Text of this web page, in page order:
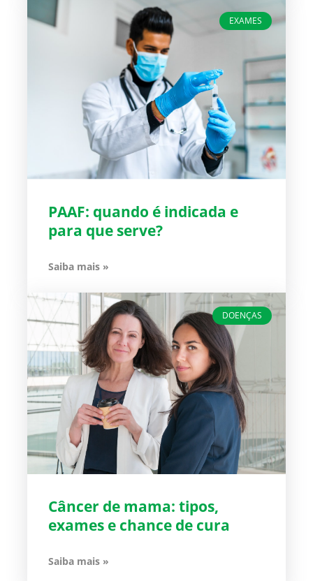
EXAMES
PAAF: quando é indicada e
para que serve?
Saiba mais »
DOENÇAS
Câncer de mama: tipos,
exames e chance de cura
Saiba mais »